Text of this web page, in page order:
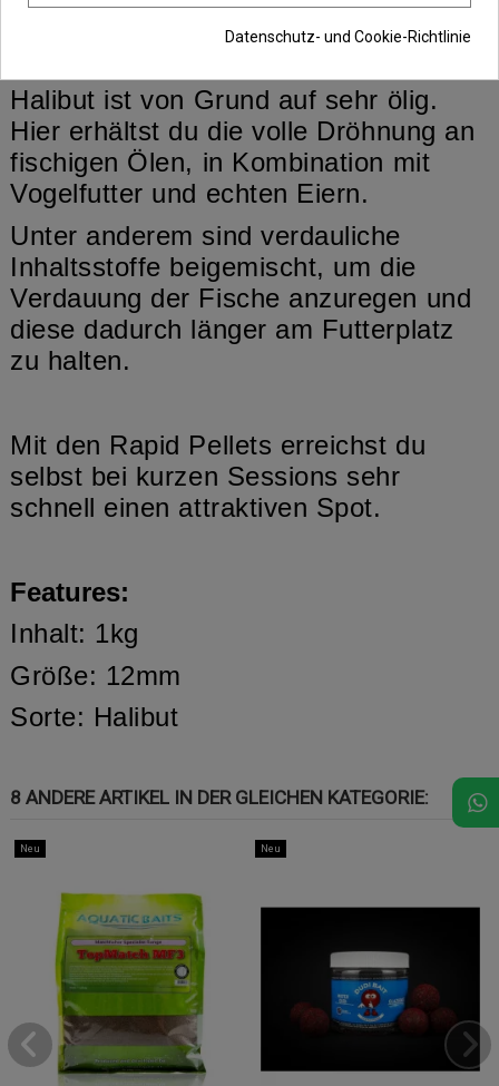
Sorte: Black Halibut
Halibut ist von Grund auf sehr ölig.
Hier erhältst du die volle Dröhnung an
fischigen Ölen, in Kombination mit
Vogelfutter und echten Eiern.
Unter anderem sind verdauliche
Inhaltsstoffe beigemischt, um die
Verdauung der Fische anzuregen und
diese dadurch länger am Futterplatz
zu halten.
Mit den Rapid Pellets erreichst du
selbst bei kurzen Sessions sehr
schnell einen attraktiven Spot.
Features:
Inhalt: 1kg
Größe: 12mm
Sorte: Halibut
8 ANDERE ARTIKEL IN DER GLEICHEN KATEGORIE:
Neu Neu
Datenschutz- und Cookie-Richtlinie